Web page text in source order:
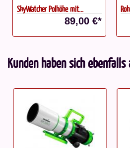
SkyWatcher Polhöhe mit...
89,00 €*
Kunden haben sich ebenfalls